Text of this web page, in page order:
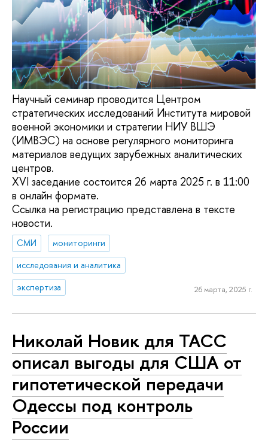
Научный семинар проводится Центром
стратегических исследований Института мировой
военной экономики и стратегии НИУ ВШЭ
(ИМВЭС) на основе регулярного мониторинга
материалов ведущих зарубежных аналитических
центров.
XVI заседание состоится 26 марта 2025 г. в 11:00
в онлайн формате.
Ссылка на регистрацию представлена в тексте
новости.
СМИ
мониторинги
исследования и аналитика
экспертиза
26 марта, 2025 г.
Николай Новик для ТАСС
описал выгоды для США от
гипотетической передачи
Одессы под контроль
России